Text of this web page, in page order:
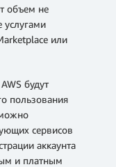
объем не
услугами
или
будут
пользования
сервисов
аккаунта
и платным